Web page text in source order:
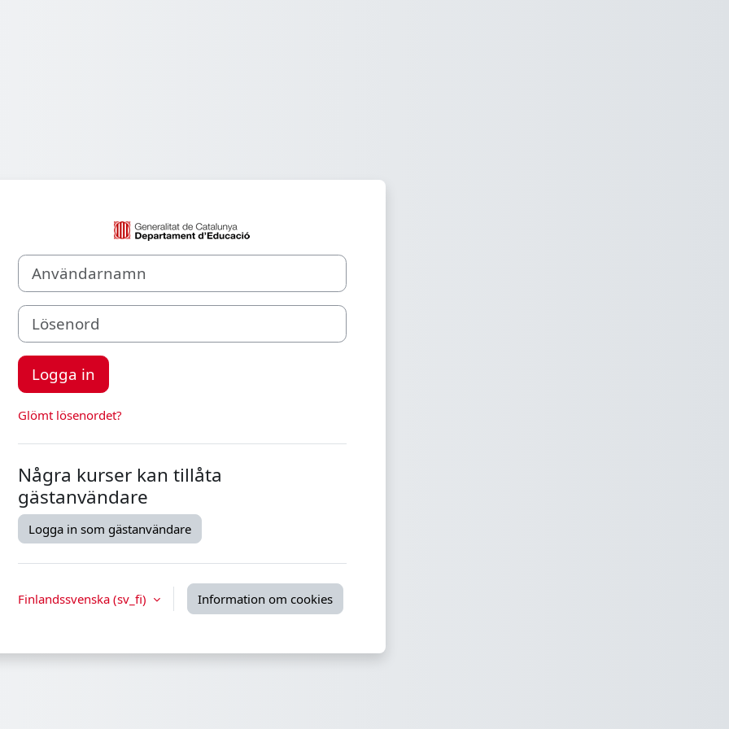
Logga in på Aula Virtual Spain
Användarnamn
Lösenord
Logga in
Glömt lösenordet?
Några kurser kan tillåta
gästanvändare
Logga in som gästanvändare
Finlandssvenska ‎(sv_fi)‎ Information om cookies